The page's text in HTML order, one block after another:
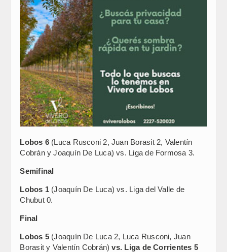
Lobos 6 (Luca Rusconi 2, Juan Borasit 2, Valentín
Cobrán y Joaquín De Luca) vs. Liga de Formosa 3.
Semifinal
Lobos 1 (Joaquín De Luca) vs. Liga del Valle de
Chubut 0.
Final
Lobos 5 (Joaquín De Luca 2, Luca Rusconi, Juan
Borasit y Valentín Cobrán)vs. Liga de Corrientes 5